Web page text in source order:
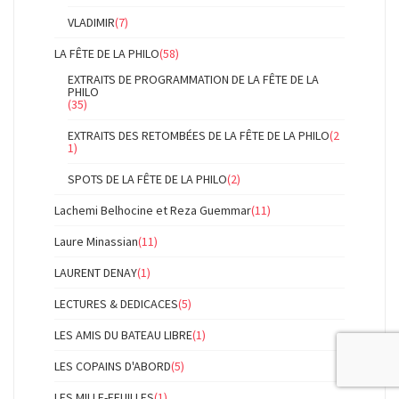
VLADIMIR(7)
LA FÊTE DE LA PHILO(58)
EXTRAITS DE PROGRAMMATION DE LA FÊTE DE LA
PHILO
(35)
EXTRAITS DES RETOMBÉES DE LA FÊTE DE LA PHILO(2
1)
SPOTS DE LA FÊTE DE LA PHILO(2)
Lachemi Belhocine et Reza Guemmar(11)
Laure Minassian(11)
LAURENT DENAY(1)
LECTURES & DEDICACES(5)
LES AMIS DU BATEAU LIBRE(1)
LES COPAINS D'ABORD(5)